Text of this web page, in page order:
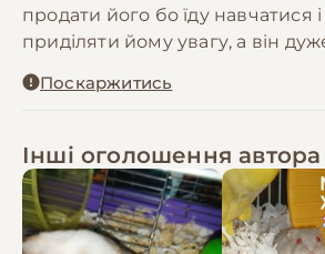
продати його бо їду навчатися
приділяти йому увагу, а він
буде якщо він потрапить у
багато уваги. Він звик до
простору, бо на день я його
по кімнаті, а на ніч закривала в
не тронув кіт.(Клітку можу
Поскаржитись
Інші оголошення автора